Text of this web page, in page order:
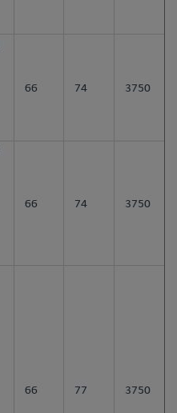
66 74 3750
66 74 3750
66 77 3750